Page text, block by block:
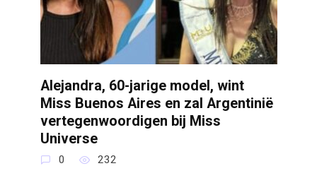
Alejandra, 60-jarige model, wint
Miss Buenos Aires en zal Argentinië
vertegenwoordigen bij Miss
Universe
0 232